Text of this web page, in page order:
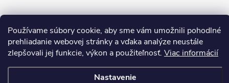
Používame súbory cookie, aby sme vám umožnili pohodlné
prehliadanie webovej stránky a vďaka analýze neustále
zlepšovali jej funkcie, výkon a použiteľnosť. Viac informácií
Nastavenie
Sledovať na Instagrame
Vytvoril Shoptet Premium